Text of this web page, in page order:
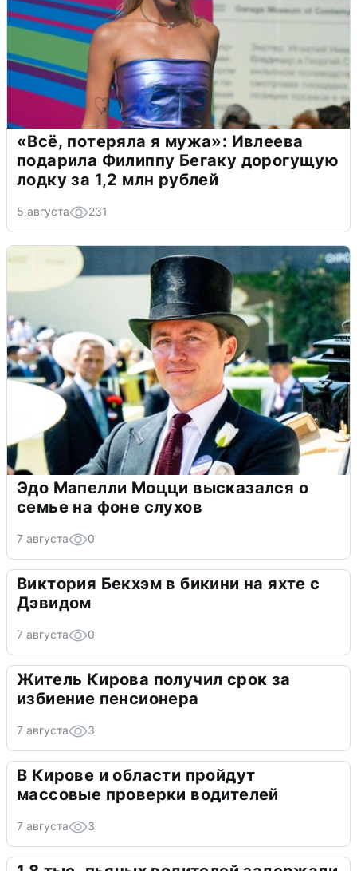
«Всё, потеряла я мужа»: Ивлеева
подарила Филиппу Бегаку дорогущую
лодку за 1,2 млн рублей
5 августа 231
Эдо Мапелли Моцци высказался о
семье на фоне слухов
7 августа 0
Виктория Бекхэм в бикини на яхте с
Дэвидом
7 августа 0
Житель Кирова получил срок за
избиение пенсионера
7 августа 3
В Кирове и области пройдут
массовые проверки водителей
7 августа 3